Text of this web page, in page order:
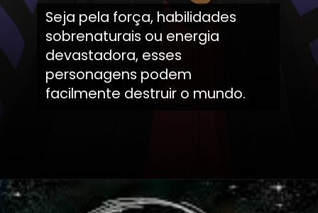
Seja pela força, habilidades
sobrenaturais ou energia
devastadora, esses
personagens podem
facilmente destruir o mundo.